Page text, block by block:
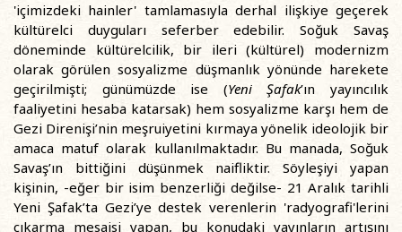
'içimizdeki hainler' tamlamasıyla derhal ilişkiye geçerek
kültürelci duyguları seferber edebilir. Soğuk Savaş
döneminde kültürelcilik, bir ileri (kültürel) modernizm
olarak görülen sosyalizme düşmanlık yönünde harekete
geçirilmişti; günümüzde ise (Yeni Şafak’ın yayıncılık
faaliyetini hesaba katarsak) hem sosyalizme karşı hem de
Gezi Direnişi’nin meşruiyetini kırmaya yönelik ideolojik bir
amaca matuf olarak kullanılmaktadır. Bu manada, Soğuk
Savaş’ın bittiğini düşünmek naifliktir. Söyleşiyi yapan
kişinin, -eğer bir isim benzerliği değilse- 21 Aralık tarihli
Yeni Şafak’ta Gezi’ye destek verenlerin 'radyografi'lerini
çıkarma mesaisi yapan, bu konudaki yayınların artışını